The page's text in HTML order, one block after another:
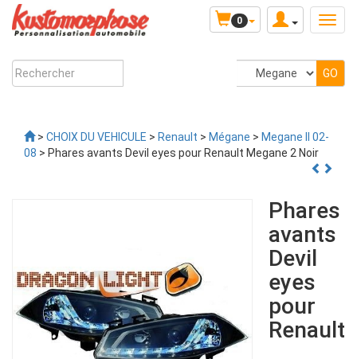
0
> CHOIX DU VEHICULE > Renault > Mégane > Megane II 02-
08 > Phares avants Devil eyes pour Renault Megane 2 Noir
Phares
avants
Devil
eyes
pour
Renault